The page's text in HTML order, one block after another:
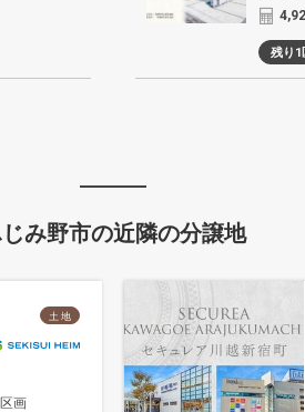
残り1
み野市の近隣の分譲地
土 地
区画